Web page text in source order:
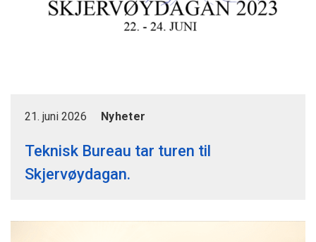
21. juni 2026 Nyheter
Teknisk Bureau tar turen til
Skjervøydagan.